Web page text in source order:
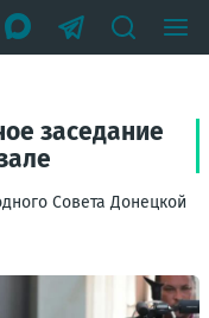
заседание
Совета Донецкой